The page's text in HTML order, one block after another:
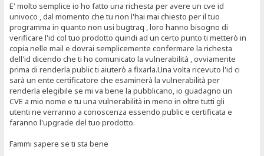
E' molto semplice io ho fatto una richesta per avere un cve id
univoco , dal momento che tu non l'hai mai chiesto per il tuo
programma in quanto non usi bugtraq , loro hanno bisogno di
verificare l'id col tuo prodotto quindi ad un certo punto ti metterò in
copia nelle mail e dovrai semplicemente confermare la richesta
dell'id dicendo che ti ho comunicato la vulnerabilità , ovviamente
prima di renderla public ti aiuterò a fixarla.Una volta ricevuto l'id ci
sarà un ente certificatore che esaminerà la vulnerabilità per
renderla elegibile se mi va bene la pubblicano, io guadagno un
CVE a mio nome e tu una vulnerabilità in meno in oltre tutti gli
utenti ne verranno a conoscenza essendo public e certificata e
faranno l'upgrade del tuo prodotto.
Fammi sapere se ti sta bene